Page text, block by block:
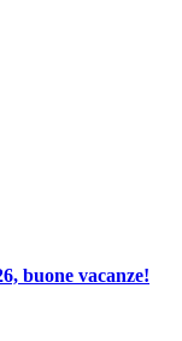
buone vacanze!